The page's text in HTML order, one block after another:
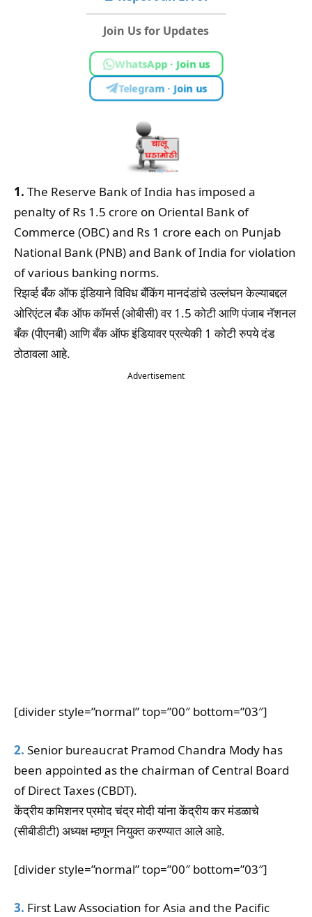
Join Us for Updates
WhatsApp · Join us
Telegram · Join us
1. The Reserve Bank of India has imposed a
penalty of Rs 1.5 crore on Oriental Bank of
Commerce (OBC) and Rs 1 crore each on Punjab
National Bank (PNB) and Bank of India for violation
of various banking norms.
रिझर्व्ह बँक ऑफ इंडियाने विविध बँकिंग मानदंडांचे उल्लंघन केल्याबद्दल
ओरिएंटल बँक ऑफ कॉमर्स (ओबीसी) वर 1.5 कोटी आणि पंजाब नॅशनल
बँक (पीएनबी) आणि बँक ऑफ इंडियावर प्रत्येकी 1 कोटी रुपये दंड
ठोठावला आहे.
Advertisement
[divider style=”normal” top=”00″ bottom=”03″]
2. Senior bureaucrat Pramod Chandra Mody has
been appointed as the chairman of Central Board
of Direct Taxes (CBDT).
केंद्रीय कमिशनर प्रमोद चंद्र मोदी यांना केंद्रीय कर मंडळाचे
(सीबीडीटी) अध्यक्ष म्हणून नियुक्त करण्यात आले आहे.
[divider style=”normal” top=”00″ bottom=”03″]
3. First Law Association for Asia and the Pacific